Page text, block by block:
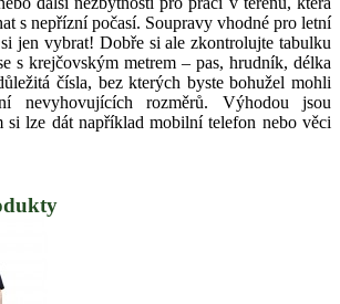
s nepřízní počasí. Soupravy vhodné pro letní
jen vybrat! Dobře si ale zkontrolujte tabulku
s krejčovským metrem – pas, hrudník, délka
čísla, bez kterých byste bohužel mohli
nevyhovujících rozměrů. Výhodou jsou
si lze dát například mobilní telefon nebo věci